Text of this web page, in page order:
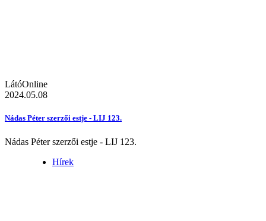
LátóOnline
2024.05.08
Nádas Péter szerzői estje - LIJ 123.
Nádas Péter szerzői estje - LIJ 123.
Hírek